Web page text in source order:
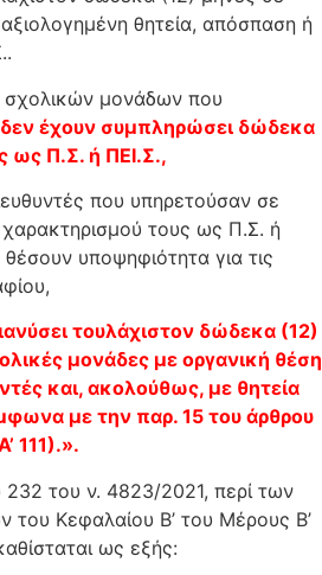
θητεία, απόσπαση ή
σχολικών μονάδων που
δεν έχουν συμπληρώσει δώδεκα
ως Π.Σ. ή ΠΕΙ.Σ.,
που υπηρετούσαν σε
τους ως Π.Σ. ή
υποψηφιότητα για τις
τουλάχιστον δώδεκα (12)
μονάδες με οργανική θέση
και, ακολούθως, με θητεία
με την παρ. 15 του άρθρου
111).».
του ν. 4823/2021, περί των
του Κεφαλαίου Β’ του Μέρους Β’
ως εξής: